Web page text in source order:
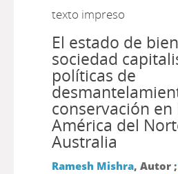
texto impreso
El estado de
sociedad
políticas de
conservación en
América del
Australia
Ramesh Mishra, Autor ;